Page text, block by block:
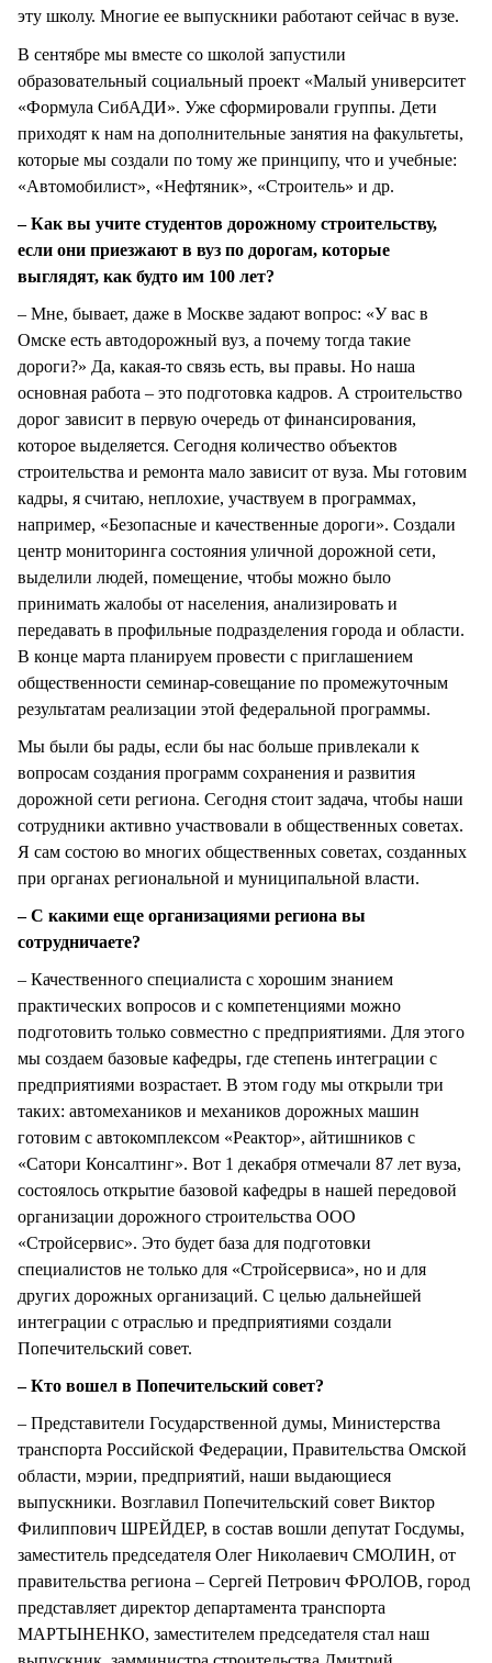
эту школу. Многие ее выпускники работают сейчас в вузе.
В сентябре мы вместе со школой запустили
образовательный социальный проект «Малый университет
«Формула СибАДИ». Уже сформировали группы. Дети
приходят к нам на дополнительные занятия на факультеты,
которые мы создали по тому же принципу, что и учебные:
«Автомобилист», «Нефтяник», «Строитель» и др.
– Как вы учите студентов дорожному строительству,
если они приезжают в вуз по дорогам, которые
выглядят, как будто им 100 лет?
– Мне, бывает, даже в Москве задают вопрос: «У вас в
Омске есть автодорожный вуз, а почему тогда такие
дороги?» Да, какая-то связь есть, вы правы. Но наша
основная работа – это подготовка кадров. А строительство
дорог зависит в первую очередь от финансирования,
которое выделяется. Сегодня количество объектов
строительства и ремонта мало зависит от вуза. Мы готовим
кадры, я считаю, неплохие, участвуем в программах,
например, «Безопасные и качественные дороги». Создали
центр мониторинга состояния уличной дорожной сети,
выделили людей, помещение, чтобы можно было
принимать жалобы от населения, анализировать и
передавать в профильные подразделения города и области.
В конце марта планируем провести с приглашением
общественности семинар-совещание по промежуточным
результатам реализации этой федеральной программы.
Мы были бы рады, если бы нас больше привлекали к
вопросам создания программ сохранения и развития
дорожной сети региона. Сегодня стоит задача, чтобы наши
сотрудники активно участвовали в общественных советах.
Я сам состою во многих общественных советах, созданных
при органах региональной и муниципальной власти.
– С какими еще организациями региона вы
сотрудничаете?
– Качественного специалиста с хорошим знанием
практических вопросов и с компетенциями можно
подготовить только совместно с предприятиями. Для этого
мы создаем базовые кафедры, где степень интеграции с
предприятиями возрастает. В этом году мы открыли три
таких: автомехаников и механиков дорожных машин
готовим с автокомплексом «Реактор», айтишников с
«Сатори Консалтинг». Вот 1 декабря отмечали 87 лет вуза,
состоялось открытие базовой кафедры в нашей передовой
организации дорожного строительства ООО
«Стройсервис». Это будет база для подготовки
специалистов не только для «Стройсервиса», но и для
других дорожных организаций. С целью дальнейшей
интеграции с отраслью и предприятиями создали
Попечительский совет.
– Кто вошел в Попечительский совет?
– Представители Государственной думы, Министерства
транспорта Российской Федерации, Правительства Омской
области, мэрии, предприятий, наши выдающиеся
выпускники. Возглавил Попечительский совет Виктор
Филиппович ШРЕЙДЕР, в состав вошли депутат Госдумы,
заместитель председателя Олег Николаевич СМОЛИН, от
правительства региона – Сергей Петрович ФРОЛОВ, город
представляет директор департамента транспорта
МАРТЫНЕНКО, заместителем председателя стал наш